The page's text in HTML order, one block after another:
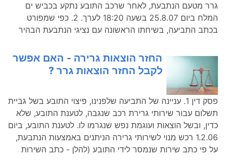
גרר מטעם הנתבעת, לאחר שרכב התובע נתקע בכביש ים
המלח ביום 25.8.07 בשעה 18:20 לערך. 2. כפי שמפורט
בכתב התביעה, בשיחתו הראשונה עם נציגי הנתבעת הבהיר
החזר הוצאות גרירה - האם אפשר
לקבל החזר הוצאות גרר ?
פסק דין 1. עניינה של התביעה שלפנינו, פיצוי התובע בשל גביית
תשלום עבור שירותי גרירת רכב שנגבה, לטענת התובע, שלא
כדין, ובשל הוצאות ועוגמת נפש שנגרמו לו. לטענת התובע, ביום
1.2.06 רכש מנוי לשירותי גרירה הניתנים באמצעות הנתבעת,
על פי כתב שירות שנמסר לידי התובע (להלן - כתב השירות